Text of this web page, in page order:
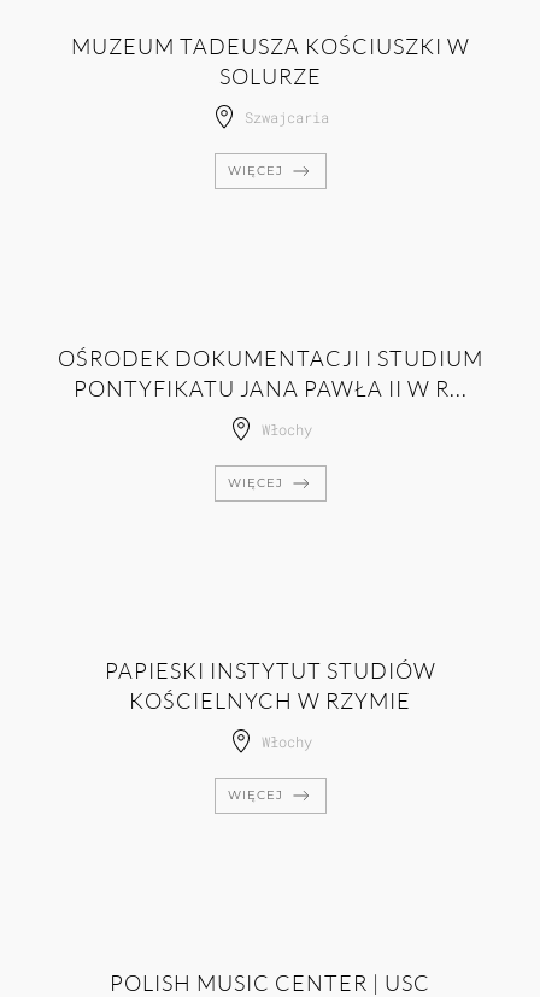
MUZEUM TADEUSZA KOŚCIUSZKI W
SOLURZE
Szwajcaria
WIĘCEJ
OŚRODEK DOKUMENTACJI I STUDIUM
PONTYFIKATU JANA PAWŁA II W R...
Włochy
WIĘCEJ
PAPIESKI INSTYTUT STUDIÓW
KOŚCIELNYCH W RZYMIE
Włochy
WIĘCEJ
POLISH MUSIC CENTER | USC